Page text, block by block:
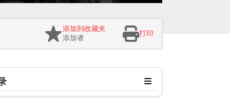
添加到收藏夹
添加者
打印